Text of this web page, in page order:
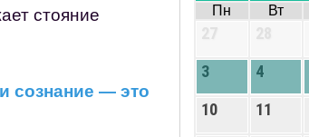
стояние
сознание — это
Пн
Вт
3
4
10
11